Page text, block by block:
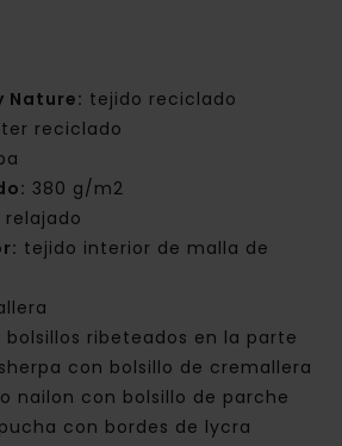
Nature: tejido reciclado
reciclado
380 g/m2
tejido interior de malla de
bolsillos ribeteados en la parte
con bolsillo de cremallera
nailon con bolsillo de parche
con bordes de lycra